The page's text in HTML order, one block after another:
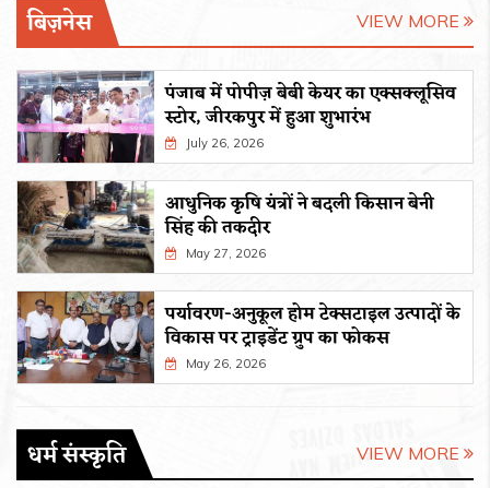
बिज़नेस VIEW MORE
पंजाब में पोपीज़ बेबी केयर का एक्सक्लूसिव
स्टोर, जीरकपुर में हुआ शुभारंभ
July 26, 2026
आधुनिक कृषि यंत्रों ने बदली किसान बेनी
सिंह की तकदीर
May 27, 2026
पर्यावरण-अनुकूल होम टेक्सटाइल उत्पादों के
विकास पर ट्राइडेंट ग्रुप का फोकस
May 26, 2026
धर्म संस्कृति VIEW MORE